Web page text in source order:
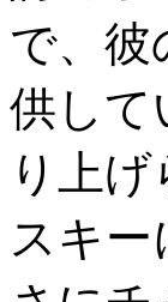
で、彼
供して
り上
スキ